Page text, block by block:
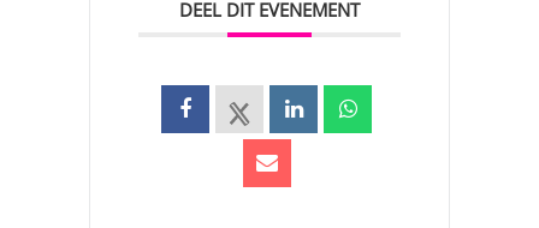
DEEL DIT EVENEMENT